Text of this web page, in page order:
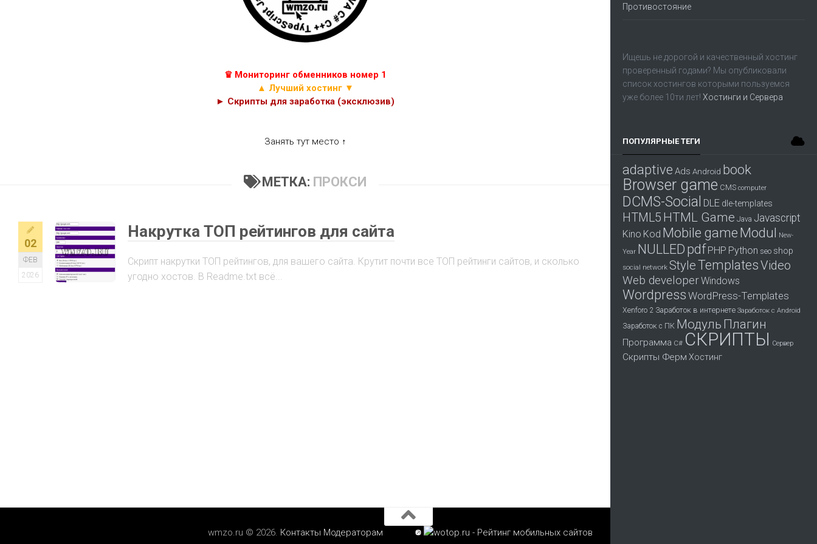
ИГР
СКРИПТЫ
ЭКОНОМИЧЕСКИХ
♛ Мониторинг обменников номер 1
▲ Лучший хостинг ▼
► Скрипты для заработка (эксклюзив)
Занять тут место ↑
МЕТКА: ПРОКСИ
02
ФЕВ
2026
Накрутка ТОП рейтингов для сайта
Скрипт накрутки ТОП рейтингов, для вашего сайта. Крутит почти все ТОП рейтинги сайтов, и сколько
угодно хостов. В Readme.txt всё...
Противостояние
Ищешь не дорогой и качественный хостинг
проверенный годами? Мы опубликовали
список хостингов которыми пользуемся
уже более 10ти лет! Хостинги и Сервера
ПОПУЛЯРНЫЕ ТЕГИ
adaptive Ads Android book
Browser game CMS computer
DCMS-Social DLE dle-templates
HTML5 HTML Game Java Javascript
Kino Kod Mobile gameModul New-
Year NULLED pdf PHP Python seo shop
social network StyleTemplatesVideo
Web developerWindows
Wordpress WordPress-Templates
Xenforo 2 Заработок в интернете Заработок с Android
Заработок с ПК Модуль Плагин
Программа С# СКРИПТЫ Сервер
Скрипты Ферм Хостинг
wmzo.ru © 2026. Контакты Модераторам